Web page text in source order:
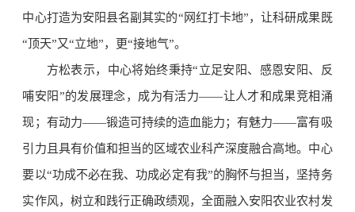
中心打造为安阳县名副其实的“网红打卡地”，让科研成果既
“顶天”又“立地”，更“接地气”。
方松表示，中心将始终秉持“立足安阳、感恩安阳、反
哺安阳”的发展理念，成为有活力——让人才和成果竞相涌
现；有动力——锻造可持续的造血能力；有魅力——富有吸
引力且具有价值和担当的区域农业科产深度融合高地。中心
要以“功成不必在我、功成必定有我”的胸怀与担当，坚持务
实作风，树立和践行正确政绩观，全面融入安阳农业农村发